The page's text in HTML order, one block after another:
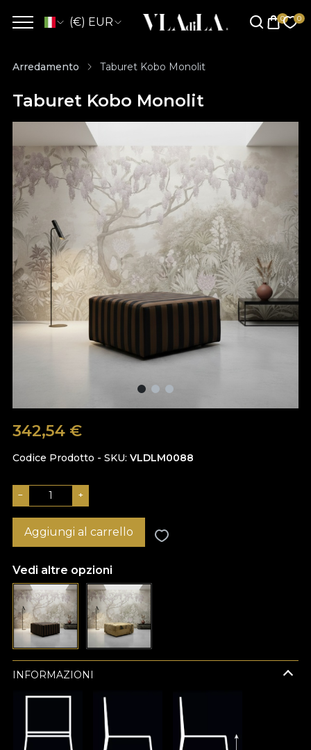
(€) EUR
Arredamento Taburet Kobo Monolit
Taburet Kobo Monolit
342,54 €
Codice Prodotto - SKU VLDLM0088
− +
Aggiungi al carrello
Vedi altre opzioni
INFORMAZIONI